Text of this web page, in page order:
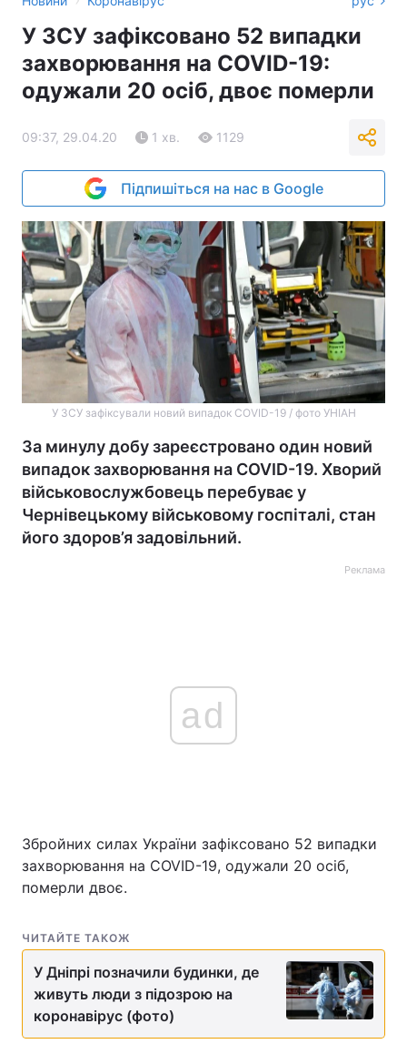
У ЗСУ зафіксовано 52 випадки
захворювання на COVID-19:
одужали 20 осіб, двоє померли
09:37, 29.04.20 1 хв. 1129
Підпишіться на нас в Google
У ЗСУ зафіксували новий випадок COVID-19 / фото УНІАН
За минулу добу зареєстровано один новий
випадок захворювання на COVID-19. Хворий
військовослужбовець перебуває у
Чернівецькому військовому госпіталі, стан
його здоров’я задовільний.
Реклама
ad
Збройних силах України зафіксовано 52 випадки
захворювання на COVID-19, одужали 20 осіб,
померли двоє.
ЧИТАЙТЕ ТАКОЖ
У Дніпрі позначили будинки, де
живуть люди з підозрою на
коронавірус (фото)